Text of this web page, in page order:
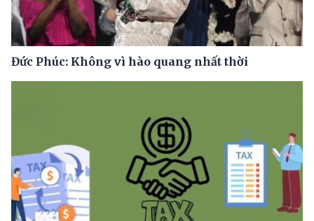
Đức Phúc: Không vì hào quang nhất thời